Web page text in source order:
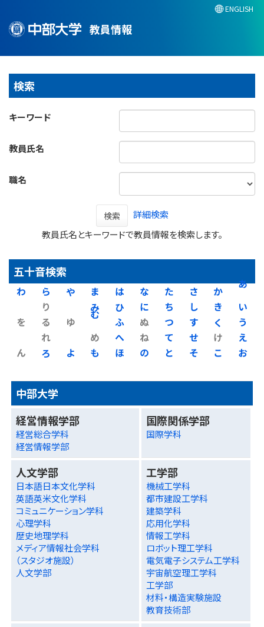
教員情報
ENGLISH
検索
キーワード
教員氏名
職名
検索
詳細検索
教員氏名とキーワードで教員情報を検索します。
五十音検索
あ
い
う
え
お
か
き
く
け
こ
さ
し
す
せ
そ
た
ち
つ
て
と
な
に
ぬ
ね
の
は
ひ
ふ
へ
ほ
ま
み
む
め
も
や
ゆ
よ
ら
り
る
れ
ろ
わ
を
ん
中部大学
経営情報学部
経営総合学科
経営情報学部
国際関係学部
国際学科
人文学部
日本語日本文化学科
英語英米文化学科
コミュニケーション学科
心理学科
歴史地理学科
メディア情報社会学科
（スタジオ施設）
人文学部
工学部
機械工学科
都市建設工学科
建築学科
応用化学科
情報工学科
ロボット理工学科
電気電子システム工学科
宇宙航空理工学科
工学部
材料・構造実験施設
教育技術部